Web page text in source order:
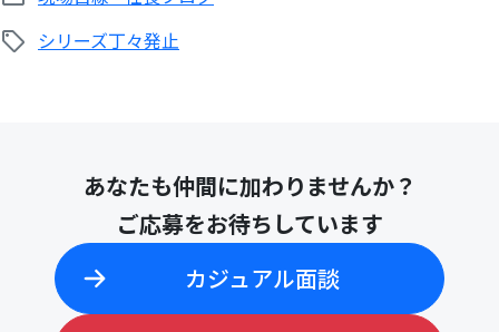
シリーズ丁々発止
あなたも仲間に加わりませんか？
ご応募をお待ちしています
カジュアル面談